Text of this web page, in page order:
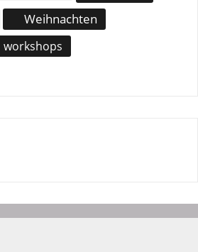
Weihnachten
workshops